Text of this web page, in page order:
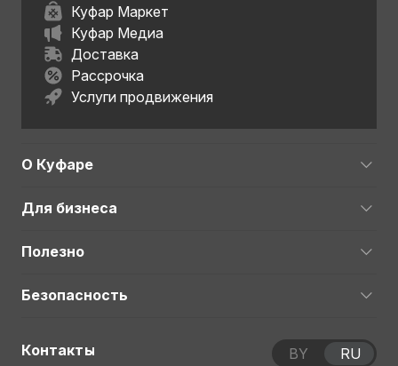
Куфар Маркет
Куфар Медиа
Доставка
Рассрочка
Услуги продвижения
О Куфаре
Для бизнеса
Полезно
Безопасность
Контакты BY RU